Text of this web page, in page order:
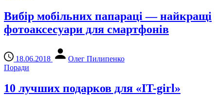
Вибір мобільних папараці — найкращі
фотоаксесуари для смартфонів
18.06.2018
Олег Пилипенко
Поради
10 лучших подарков для «IT-girl»